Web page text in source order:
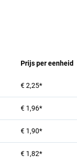
Prijs per eenheid
€ 2,25*
€ 1,96*
€ 1,90*
€ 1,82*